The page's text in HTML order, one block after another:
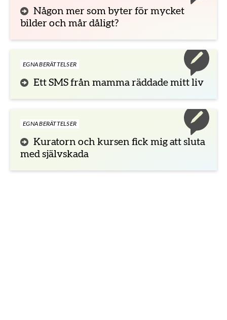
Någon mer som byter för mycket
bilder och mår dåligt?
EGNA BERÄTTELSER
Ett SMS från mamma räddade mitt liv
EGNA BERÄTTELSER
Kuratorn och kursen fick mig att sluta
med självskada